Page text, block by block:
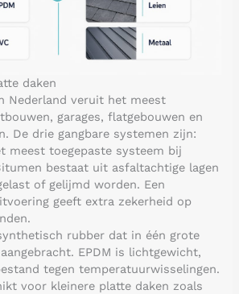
daken
Nederland veruit het meest
garages, flatgebouwen en
De drie gangbare systemen zijn:
meest toegepaste systeem bij
bestaat uit asfaltachtige lagen
of gelijmd worden. Een
geeft extra zekerheid op
rubber dat in één grote
EPDM is lichtgewicht,
tegen temperatuurwisselingen.
voor kleinere platte daken zoals